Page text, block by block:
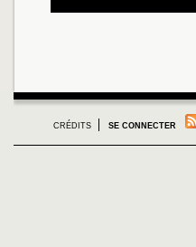
CRÉDITS SE CONNECTER